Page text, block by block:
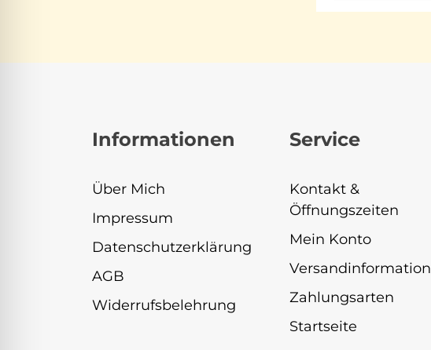
Informationen
Über Mich
Impressum
Datenschutzerklärung
AGB
Widerrufsbelehrung
Service
Kontakt &
Öffnungszeiten
Mein Konto
Versandinformation
Zahlungsarten
Startseite